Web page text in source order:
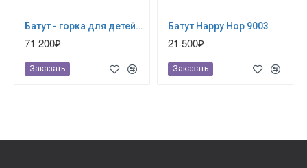
Батут - горка для детей Happy Hop 9082N
71 200₽
Заказать
Батут Happy Hop 9003
21 500₽
Заказать